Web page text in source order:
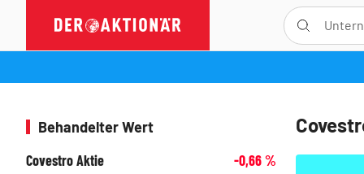
Behandelter Wert
Covestro Aktie
-0,66%